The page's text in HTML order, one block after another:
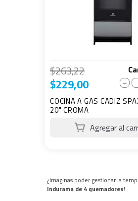
$263,22
$229,00 －
COCINA A GAS CADIZ
20" CROMA
¿Imaginas poder gestionar la
Indurama de 4 quemadores!